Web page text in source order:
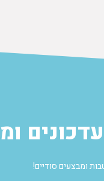
ומבצעים סודיים!